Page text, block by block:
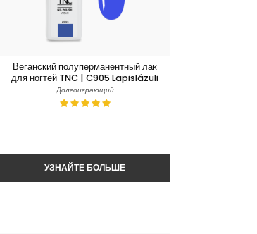
Веганский полуперманентный лак
для ногтей TNC | C905 Lapislázuli
Долгоиграющий